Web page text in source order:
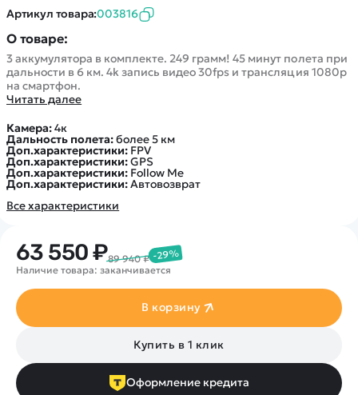
Артикул товара:003816
О товаре:
3 аккумулятора в комплекте. 249 грамм! 45 минут полета при
дальности в 6 км. 4k запись видео 30fps и трансляция 1080p
на смартфон.
Читать далее
Камера:4к
Дальность полета:более 5 км
Доп.характеристики: FPV
Доп.характеристики:GPS
Доп.характеристики: Follow Me
Доп.характеристики:Автовозврат
Все характеристики
63 550 ₽89 940 ₽ -29%
Наличие товара: заканчивается
В корзину
Купить в 1 клик
Оформление кредита
Сборные модели
Спецтехника
Железные дороги
Конструкторы
Запчасти для моделей
Покупка в кредит
Отследить заказ
Оплата на сайте